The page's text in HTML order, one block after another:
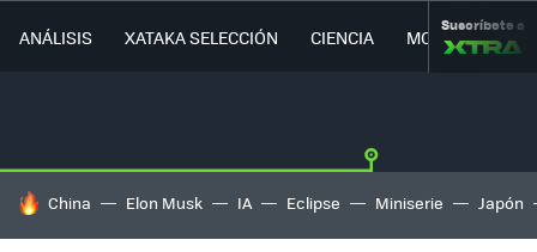
ANÁLISIS XATAKA SELECCIÓN CIENCIA MOVILIDAD
Suscríbete a
HOY SE HABLA DE
China Elon Musk IA Eclipse Miniserie Japón